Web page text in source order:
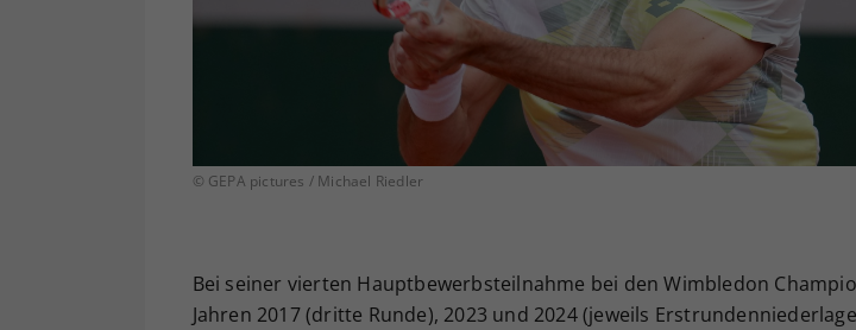
© GEPA pictures / Michael Riedler
Bei seiner vierten Hauptbewerbsteilnahme bei den Wimbledon
Jahren 2017 (dritte Runde), 2023 und 2024 (jeweils
Ihrer vorgenommen
Webseiten-Betreiber